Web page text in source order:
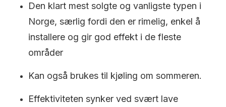
Den klart mest solgte og vanligste typen i
Norge, særlig fordi den er rimelig, enkel å
installere og gir god effekt i de fleste
områder
Kan også brukes til kjøling om sommeren.
Effektiviteten synker ved svært lave